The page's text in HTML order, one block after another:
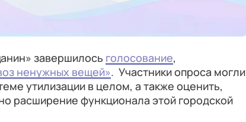
завершилось голосование,
ненужных вещей». Участники опроса могли
утилизации в целом, а также оценить,
расширение функционала этой городской